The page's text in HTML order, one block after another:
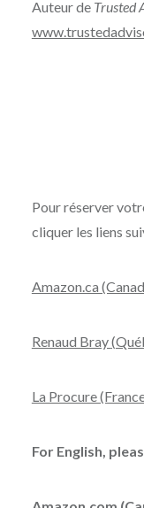
Auteur de Trusted
Pour réserver
cliquer les liens
Amazon.ca
Renaud Bray(
La Procure
For English,